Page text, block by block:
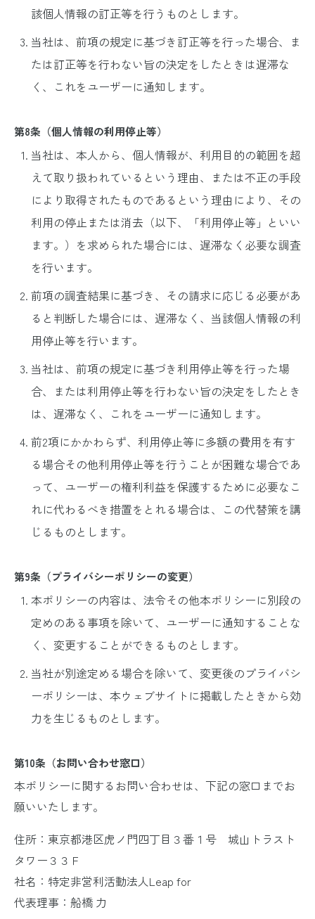
該個人情報の訂正等を行うものとします。
当社は、前項の規定に基づき訂正等を行った場合、ま
たは訂正等を行わない旨の決定をしたときは遅滞な
く、これをユーザーに通知します。
第8条（個人情報の利用停止等）
当社は、本人から、個人情報が、利用目的の範囲を超
えて取り扱われているという理由、または不正の手段
により取得されたものであるという理由により、その
利用の停止または消去（以下、「利用停止等」といい
ます。）を求められた場合には、遅滞なく必要な調査
を行います。
前項の調査結果に基づき、その請求に応じる必要があ
ると判断した場合には、遅滞なく、当該個人情報の利
用停止等を行います。
当社は、前項の規定に基づき利用停止等を行った場
合、または利用停止等を行わない旨の決定をしたとき
は、遅滞なく、これをユーザーに通知します。
前2項にかかわらず、利用停止等に多額の費用を有す
る場合その他利用停止等を行うことが困難な場合であ
って、ユーザーの権利利益を保護するために必要なこ
れに代わるべき措置をとれる場合は、この代替策を講
じるものとします。
第9条（プライバシーポリシーの変更）
本ポリシーの内容は、法令その他本ポリシーに別段の
定めのある事項を除いて、ユーザーに通知することな
く、変更することができるものとします。
当社が別途定める場合を除いて、変更後のプライバシ
ーポリシーは、本ウェブサイトに掲載したときから効
力を生じるものとします。
第10条（お問い合わせ窓口）
本ポリシーに関するお問い合わせは、下記の窓口までお
願いいたします。
住所：東京都港区虎ノ門四丁目３番１号 城山トラスト
タワー３３Ｆ
社名：特定非営利活動法人Leap for
代表理事：船橋 力